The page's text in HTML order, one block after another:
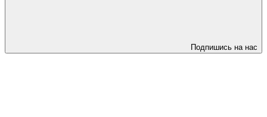
Подпишись на нас